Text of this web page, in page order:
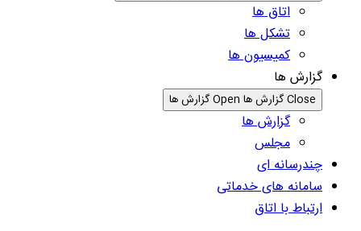
اتاق ها
تشکل ها
کمیسیون ها
گزارش ها
Close گزارش ها Open گزارش ها
گزارش ها
مجلس
چندرسانه ای
سامانه های خدماتی
ارتباط با اتاق